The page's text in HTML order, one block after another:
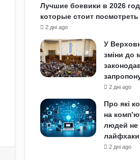
Лучшие боевики в 2026
которые стоит посмотреть
2 дні ago
У
зміни до
2 дні ago
Про які
на
людей не
лайфхаки
2 дні ago